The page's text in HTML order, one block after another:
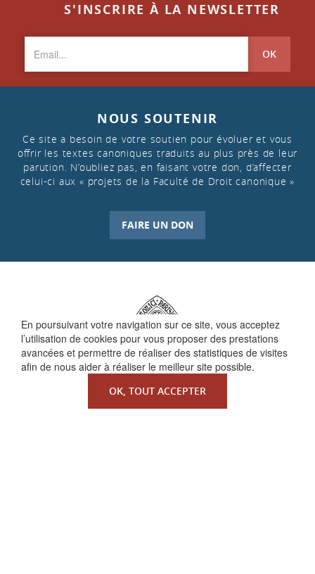
En poursuivant votre navigation sur ce site, vous acceptez
l’utilisation de cookies pour vous proposer des prestations
avancées et permettre de réaliser des statistiques de visites
afin de nous aider à réaliser le meilleur site possible.
OK, TOUT ACCEPTER
S'INSCRIRE À LA NEWSLETTER
OK
NOUS SOUTENIR
Ce site a besoin de votre soutien pour évoluer et vous
offrir les textes canoniques traduits au plus près de leur
parution. N’oubliez pas, en faisant votre don, d’affecter
celui-ci aux « projets de la Faculté de Droit canonique »
FAIRE UN DON